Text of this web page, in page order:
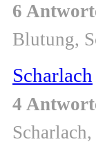
6
Blutung,
Scharlach
4